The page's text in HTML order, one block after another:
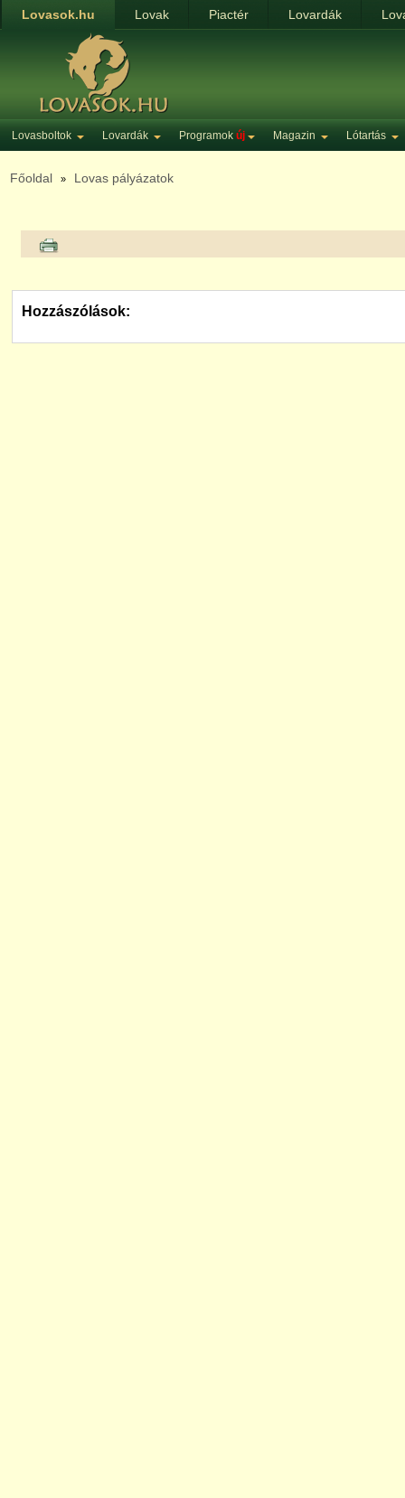
Lovasok.hu Lovak Piactér Lovardák
Lovasboltok Lovardák Programok új Magazin Lótartás
Főoldal » Lovas pályázatok
Hozzászólások: